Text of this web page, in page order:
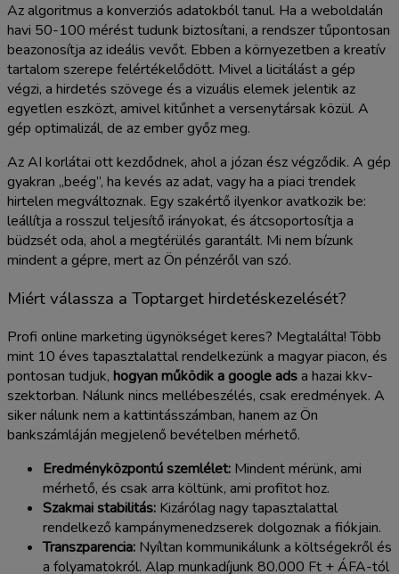
Az algoritmus a konverziós adatokból tanul. Ha a weboldalán
havi 50-100 mérést tudunk biztosítani, a rendszer tűpontosan
beazonosítja az ideális vevőt. Ebben a környezetben a kreatív
tartalom szerepe felértékelődött. Mivel a licitálást a gép
végzi, a hirdetés szövege és a vizuális elemek jelentik az
egyetlen eszközt, amivel kitűnhet a versenytársak közül. A
gép optimalizál, de az ember győz meg.
Az AI korlátai ott kezdődnek, ahol a józan ész végződik. A gép
gyakran „beég”, ha kevés az adat, vagy ha a piaci trendek
hirtelen megváltoznak. Egy szakértő ilyenkor avatkozik be:
leállítja a rosszul teljesítő irányokat, és átcsoportosítja a
büdzsét oda, ahol a megtérülés garantált. Mi nem bízunk
mindent a gépre, mert az Ön pénzéről van szó.
Miért válassza a Toptarget hirdetéskezelését?
Profi online marketing ügynökséget keres? Megtalálta! Több
mint 10 éves tapasztalattal rendelkezünk a magyar piacon, és
pontosan tudjuk, hogyan működik a google adsa hazai kkv-
szektorban. Nálunk nincs mellébeszélés, csak eredmények. A
siker nálunk nem a kattintásszámban, hanem az Ön
bankszámláján megjelenő bevételben mérhető.
Eredményközpontú szemlélet: Mindent mérünk, ami
mérhető, és csak arra költünk, ami profitot hoz.
Szakmai stabilitás: Kizárólag nagy tapasztalattal
rendelkező kampánymenedzserek dolgoznak a fiókjain.
Transzparencia: Nyíltan kommunikálunk a költségekről és
a folyamatokról. Alap munkadíjunk 80.000 Ft + ÁFA-tól